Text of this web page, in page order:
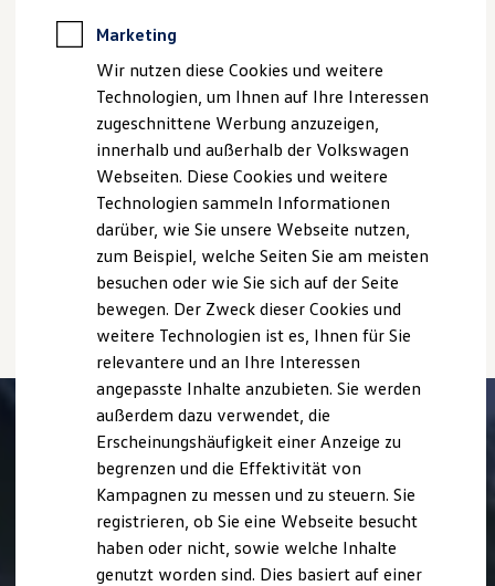
Rekuperation
Laden unterwegs
Laden Zuhause
Ladestationen finden
Ladezeitensimulator
Batterie
Sicherheit
Nachhaltigkeit
Technologie
Kosten und Kauf
Verbrauchskosten
Kaufoptionen
E-Auto-Förderung
Software und Konnektivität
Die ID. Software 6
ID. Software Versionen und Updates
Digitale Extras
Schnittstellen zu Ihrem ID.
Marke und Erlebnis
Volkswagen R und R Experience
R-Modelle
R Experience
Driving Experience
Volkswagen entdecken
Werkbesichtigung
Übersicht der aktuell verfügbaren Modelle und Ausstattungen.
Die angegebenen Verbrauchs- und Emissionswerte beziehen
sich nicht auf ein einzelnes Fahrzeug und sind nicht Bestandteil
des Angebots, sondern dienen allein Vergleichszwecken
zwischen den verschiedenen Fahrzeugtypen.
(Anbauteile, Reifenformat
usw.) können relevante Fahrzeugparameter, wie
Rollwiderstand und Aerodynamik verändern und neben
Witterungs- und Verkehrsbedingungen sowie dem
individuellen Fahrverhalten den Kraftstoffverbrauch, den
Stromverbrauch, die CO₂-Emissionen und die
Fahrleistungswerte eines Fahrzeugs beeinflussen.
Marketing
Wir nutzen diese Cookies und weitere
Technologien, um Ihnen auf Ihre Interessen
zugeschnittene Werbung anzuzeigen,
innerhalb und außerhalb der Volkswagen
Webseiten. Diese Cookies und weitere
Technologien sammeln Informationen
darüber, wie Sie unsere Webseite nutzen,
zum Beispiel, welche Seiten Sie am meisten
besuchen oder wie Sie sich auf der Seite
bewegen. Der Zweck dieser Cookies und
weitere Technologien ist es, Ihnen für Sie
relevantere und an Ihre Interessen
angepasste Inhalte anzubieten. Sie werden
außerdem dazu verwendet, die
Erscheinungshäufigkeit einer Anzeige zu
begrenzen und die Effektivität von
Kampagnen zu messen und zu steuern. Sie
registrieren, ob Sie eine Webseite besucht
haben oder nicht, sowie welche Inhalte
genutzt worden sind. Dies basiert auf einer